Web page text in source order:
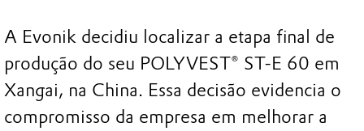
A Evonik decidiu localizar a etapa final de
produção do seu POLYVEST® ST-E 60 em
Xangai, na China. Essa decisão evidencia o
compromisso da empresa em melhorar a